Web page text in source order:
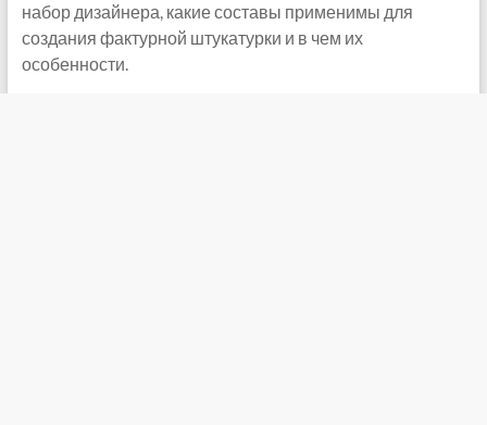
набор дизайнера, какие составы применимы для
создания фактурной штукатурки и в чем их
особенности.